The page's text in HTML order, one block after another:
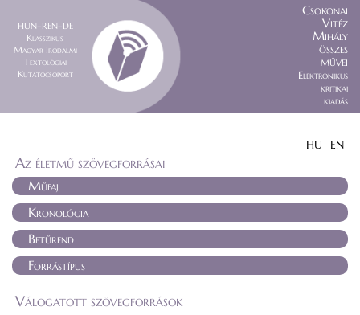
HUN–REN–DE
Klasszikus
Magyar Irodalmi
Textológiai
Kutatócsoport
Csokonai
Vitéz
Mihály
összes
művei
Elektronikus
kritikai
kiadás
HU EN
Az életmű szövegforrásai
Műfaj
Kronológia
Betűrend
Forrástípus
Válogatott szövegforrások